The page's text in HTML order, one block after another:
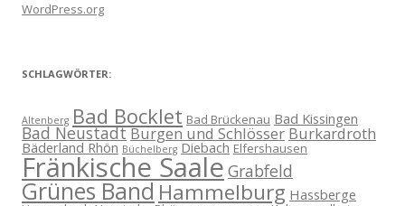
WordPress.org
SCHLAGWÖRTER:
Altenberg Bad Bocklet Bad Brückenau Bad Kissingen
Bad NeustadtBurgen und Schlösser Burkardroth
Bäderland Rhön Büchelberg Diebach Elfershausen
Fränkische Saale Grabfeld
Grünes BandHammelburg Hassberge